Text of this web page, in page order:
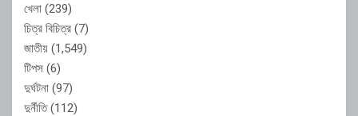
খেলা (239)
চিত্র বিচিত্র (7)
জাতীয় (1,549)
টিপস (6)
দুর্ঘটনা (97)
দুর্নীতি(112)